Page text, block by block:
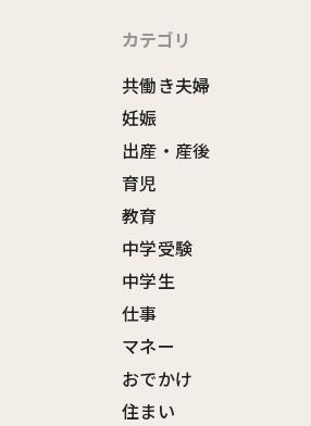
カテゴリ
共働き夫婦
妊娠
出産・産後
育児
教育
中学受験
中学生
仕事
マネー
おでかけ
住まい